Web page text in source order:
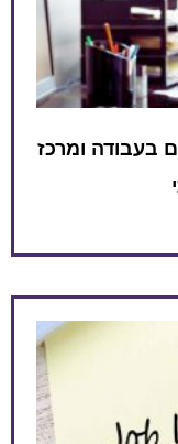
בעבודה ומרכז